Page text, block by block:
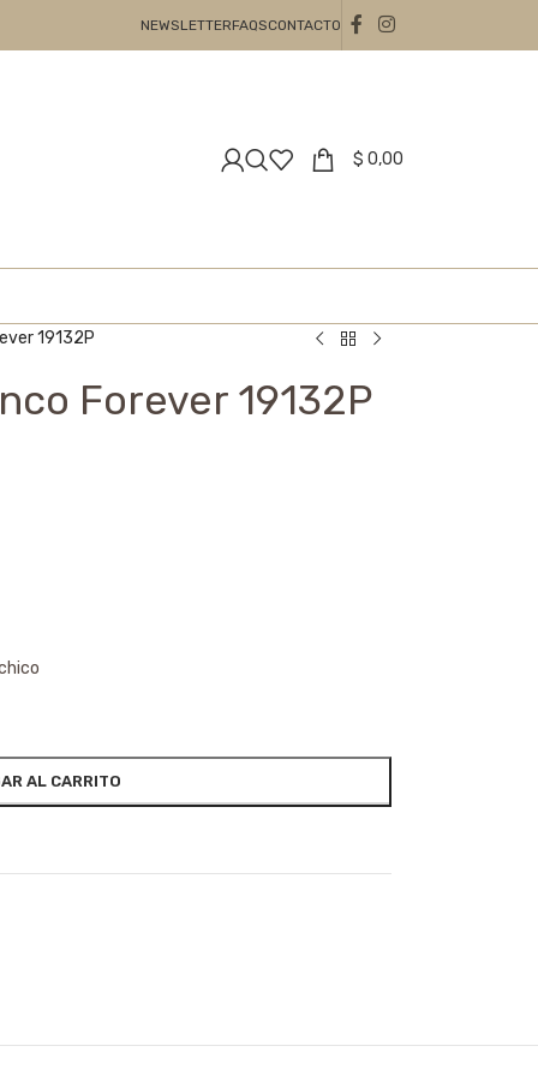
NEWSLETTERFAQSCONTACTO
$ 0,00
19132P
Forever 19132P
AL CARRITO